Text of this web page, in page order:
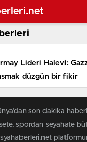
Lideri Halevi:
düzgün bir fikir
son dakika
spordan seyahate